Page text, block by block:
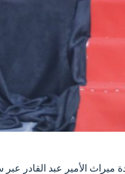
الأمير عبد القادر عبر